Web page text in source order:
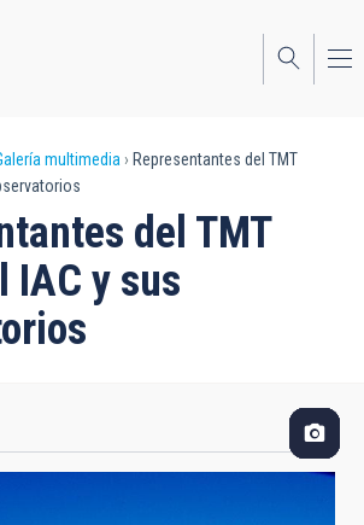
multimedia
Representantes del TMT
del TMT
IAC y sus